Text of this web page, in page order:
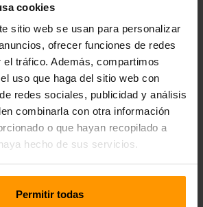
cookies
sitio web se usan para personalizar
ofrecer funciones de redes
tráfico. Además, compartimos
uso que haga del sitio web con
redes sociales, publicidad y análisis
combinarla con otra información
o que hayan recopilado a
hecho de sus servicios.
Permitir todas
latencias, servidores de alto
de control fácilmente fácil de usar,
entorno de centro de datos de
garantizado las herramientas para
batalla virtual. Los servidores
los servicios de alojamiento
se encuentra en exceso de
con su equipo o incluso participar
que hacen que su juego sea suave.
en su alojamiento de servidor
de guerra táctica a otro